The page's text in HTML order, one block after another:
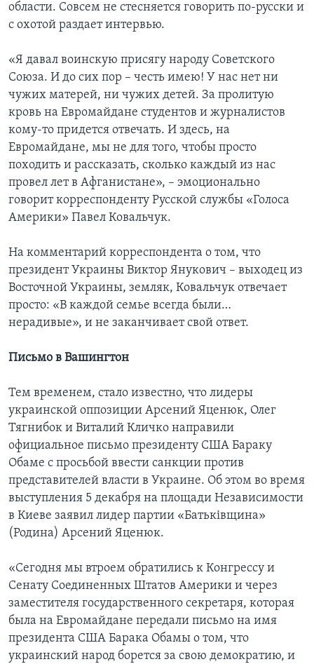
области. Совсем не стесняется говорить по-русски и
с охотой раздает интервью.
«Я давал воинскую присягу народу Советского
Союза. И до сих пор – честь имею! У нас нет ни
чужих матерей, ни чужих детей. За пролитую
кровь на Евромайдане студентов и журналистов
кому-то придется отвечать. И здесь, на
Евромайдане, мы не для того, чтобы просто
походить и рассказать, сколько каждый из нас
провел лет в Афганистане», – эмоционально
говорит корреспонденту Русской службы «Голоса
Америки» Павел Ковальчук.
На комментарий корреспондента о том, что
президент Украины Виктор Янукович – выходец из
Восточной Украины, земляк, Ковальчук отвечает
просто: «В каждой семье всегда были…
нерадивые», и не заканчивает свой ответ.
Письмо в Вашингтон
Тем временем, стало известно, что лидеры
украинской оппозиции Арсений Яценюк, Олег
Тягнибок и Виталий Кличко направили
официальное письмо президенту США Бараку
Обаме с просьбой ввести санкции против
представителей власти в Украине. Об этом во время
выступления 5 декабря на площади Независимости
в Киеве заявил лидер партии «Батьківщина»
(Родина) Арсений Яценюк.
«Сегодня мы втроем обратились к Конгрессу и
Сенату Соединенных Штатов Америки и через
заместителя государственного секретаря, которая
была на Евромайдане передали письмо на имя
президента США Барака Обамы о том, что
украинский народ борется за свою демократию, и